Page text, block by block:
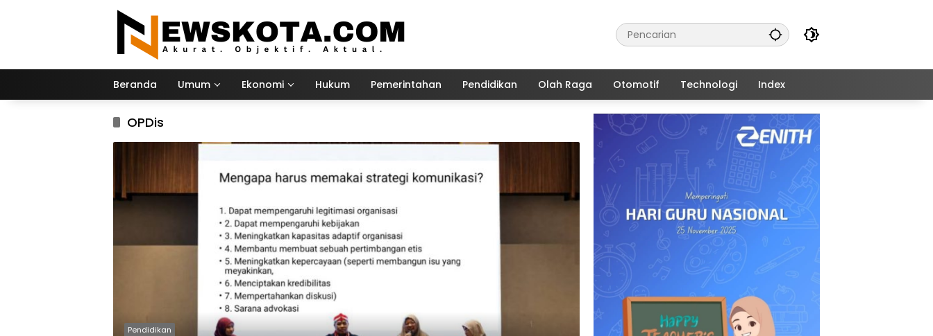
Beranda Umum Ekonomi Hukum Pemerintahan Pendidikan Olah Raga Otomotif Technologi Index
OPDis
Pendidikan